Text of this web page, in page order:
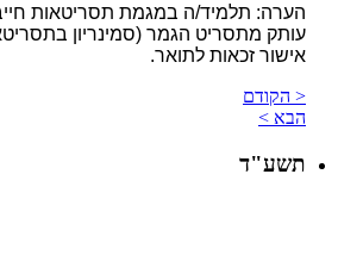
הערה: תלמיד/ה במגמת תסריטאות
עותק מתסריט הגמר (סמינריון
אישור זכאות לתואר.
< הקודם
הבא >
תשע"ד